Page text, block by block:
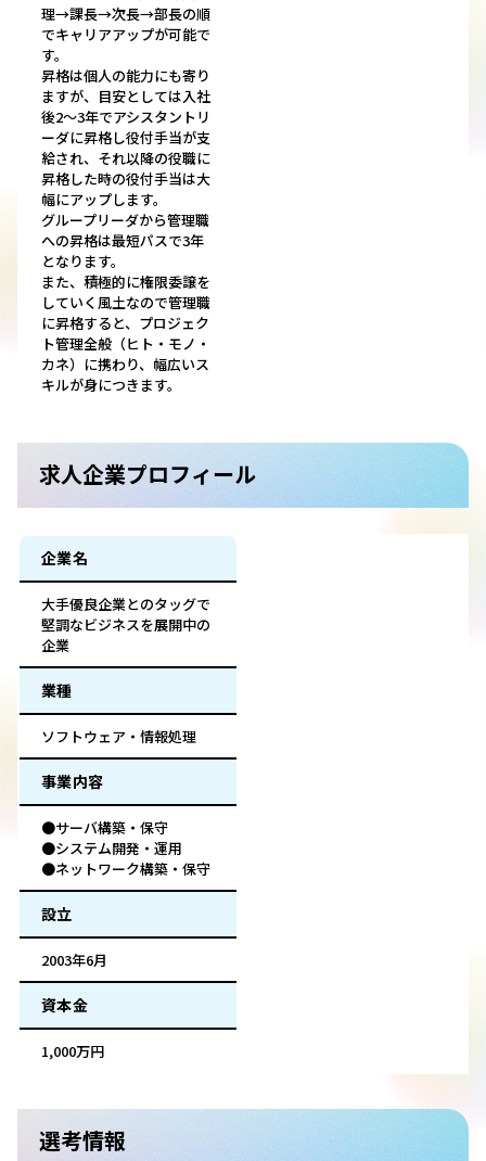
理→課長→次長→部長の順
でキャリアアップが可能で
す。
昇格は個人の能力にも寄り
ますが、目安としては入社
後2～3年でアシスタントリ
ーダに昇格し役付手当が支
給され、それ以降の役職に
昇格した時の役付手当は大
幅にアップします。
グループリーダから管理職
への昇格は最短パスで3年
となります。
また、積極的に権限委譲を
していく風土なので管理職
に昇格すると、プロジェク
ト管理全般（ヒト・モノ・
カネ）に携わり、幅広いス
キルが身につきます。
求人企業プロフィール
企業名
大手優良企業とのタッグで
堅調なビジネスを展開中の
企業
業種
ソフトウェア・情報処理
事業内容
●サーバ構築・保守
●システム開発・運用
●ネットワーク構築・保守
設立
2003年6月
資本金
1,000万円
選考情報